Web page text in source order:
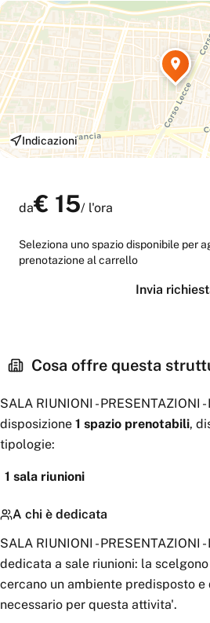
Cosa offre questa
SALA RIUNIONI - PRESENTAZIONI -
disposizione 1 spazio prenotabili,
tipologie:
1 sala riunioni
A chi è dedicata
SALA RIUNIONI - PRESENTAZIONI
dedicata a sale riunioni: la
cercano un ambiente predisposto
necessario per questa attivita'.
Indicazioni
da€ 15/ l'ora
Seleziona uno spazio disponibile per
prenotazione al carrello
Invia